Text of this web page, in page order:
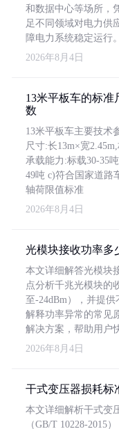
和数据中心等场所，
足不同领域对电力供
障电力系统稳定运行。
2026年8月4日
13米平板车的标准
数
13米平板车主要技术
尺寸:长13m×宽
承载能力:标载30-35
49吨 c)符合国家道路
轴荷限值标准
2026年8月4日
光模块接收功率多
本文详细解答光模块
点分析千兆光模块的
至-24dBm），并提
解释功率异常的常见
解决方案，帮助用户
2026年8月4日
干式变压器损耗标
本文详细解析干式变
（GB/T 10228-2015